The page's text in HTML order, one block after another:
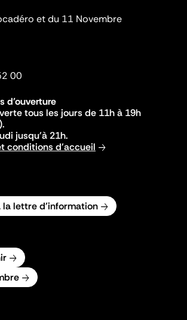
et du 11 Novembre
00
d'ouverture
tous les jours de 11h à 19h
jusqu'à 21h.
conditions d'accueil
la lettre d'information